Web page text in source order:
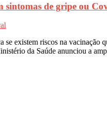
sintomas de gripe ou
riscos na vacinação
da Saúde anunciou a